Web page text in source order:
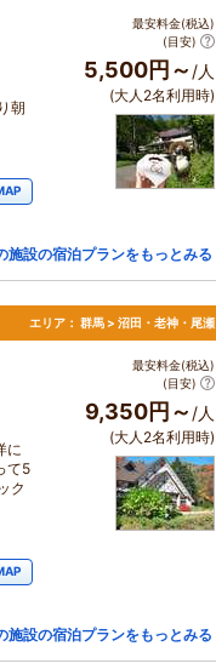
朝
最安料金(税込)
(目安)
5,500円～ /人
(大人2名利用時)
施設の宿泊プランをもっとみる
エリア： 群馬 > 沼田・老神・尾瀬
に
て5
ク
最安料金(税込)
(目安)
9,350円～ /人
(大人2名利用時)
施設の宿泊プランをもっとみる